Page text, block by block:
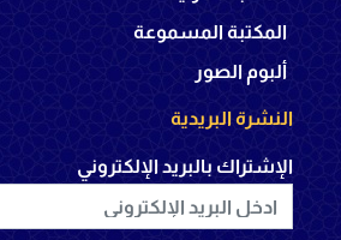
المكتبة المسموعة
ألبوم الصور
النشرة البريدية
الإشتراك بالبريد الإلكتروني